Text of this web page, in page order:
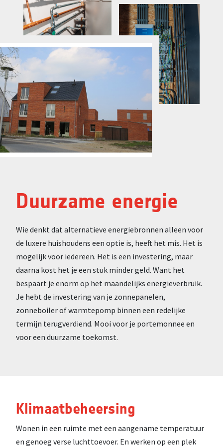
Duurzame energie
Wie denkt dat alternatieve energiebronnen alleen voor
de luxere huishoudens een optie is, heeft het mis. Het is
mogelijk voor iedereen. Het is een investering, maar
daarna kost het je een stuk minder geld. Want het
bespaart je enorm op het maandelijks energieverbruik.
Je hebt de investering van je zonnepanelen,
zonneboiler of warmtepomp binnen een redelijke
termijn terugverdiend. Mooi voor je portemonnee en
voor een duurzame toekomst.
Klimaatbeheersing
Wonen in een ruimte met een aangename temperatuur
en genoeg verse luchttoevoer. En werken op een plek